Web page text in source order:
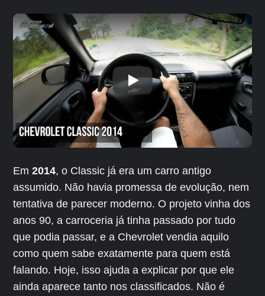
Em2014, o Classic já era um carro antigo
assumido. Não havia promessa de evolução, nem
tentativa de parecer moderno. O projeto vinha dos
anos 90, a carroceria já tinha passado por tudo
que podia passar, e a Chevrolet vendia aquilo
como quem sabe exatamente para quem está
falando. Hoje, isso ajuda a explicar por que ele
ainda aparece tanto nos classificados. Não é